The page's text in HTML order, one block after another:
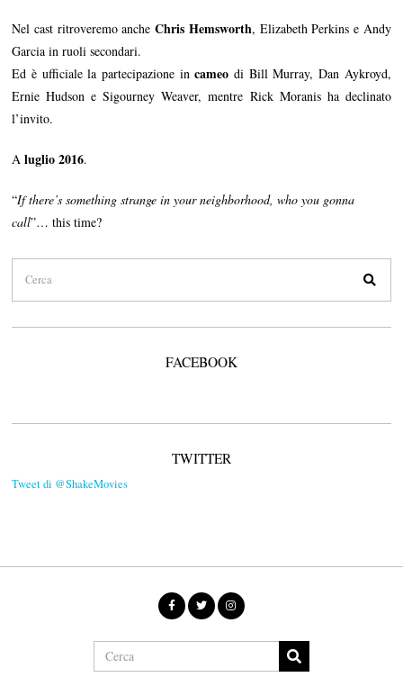
Nel cast ritroveremo ancheChris Hemsworth, Elizabeth Perkins e Andy
Garcia in ruoli secondari.
Ed è ufficiale la partecipazione incameo di Bill Murray, Dan Aykroyd,
Ernie Hudson e Sigourney Weaver, mentre Rick Moranis ha declinato
l’invito.
Aluglio 2016.
“If there’s something strange in your neighborhood, who you gonna
call”… this time?
FACEBOOK
TWITTER
Tweet di @ShakeMovies